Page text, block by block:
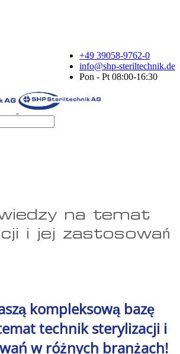
+49 39058-9762-0
info@shp-steriltechnik.de
Pon - Pt 08:00-16:30
na temat
i jej zastosowań
kompleksową bazę
technik sterylizacji i
w różnych branżach!